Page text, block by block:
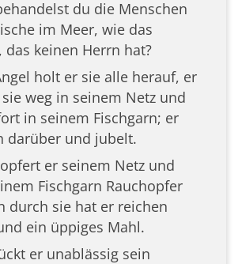
du die Menschen
im Meer, wie das
das keinen Herrn hat?
holt er sie alle herauf, er
weg in seinem Netz und
in seinem Fischgarn; er
darüber und jubelt.
er seinem Netz und
Fischgarn Rauchopfer
durch sie hat er reichen
ein üppiges Mahl.
er unablässig sein